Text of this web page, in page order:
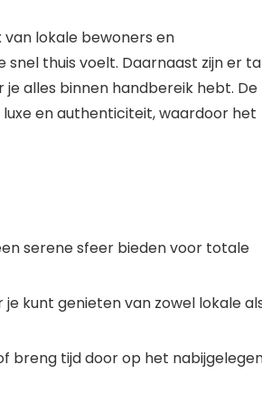
lokale bewoners en
thuis voelt. Daarnaast zijn er
alles binnen handbereik hebt. De
en authenticiteit, waardoor het
serene sfeer bieden voor totale
kunt genieten van zowel lokale
breng tijd door op het